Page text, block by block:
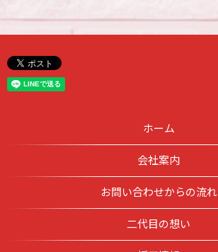
ホーム
会社案内
お問い合わせからの流れ
二代目の想い